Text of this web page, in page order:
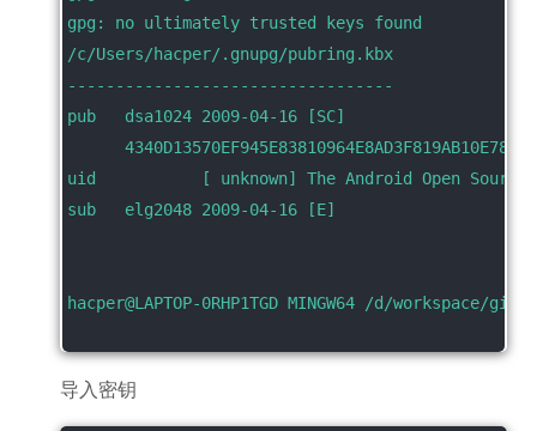
gpg: no ultimately trusted keys found
/c/Users/hacper/.gnupg/pubring.kbx
----------------------------------
pub   dsa1024 2009-04-16 [SC]
4340D13570EF945E83810964E8AD3F819AB10E78
uid           [ unknown] The Android Open
sub   elg2048 2009-04-16 [E]
hacper@LAPTOP-0RHP1TGD MINGW64 /d/workspace/
导入密钥